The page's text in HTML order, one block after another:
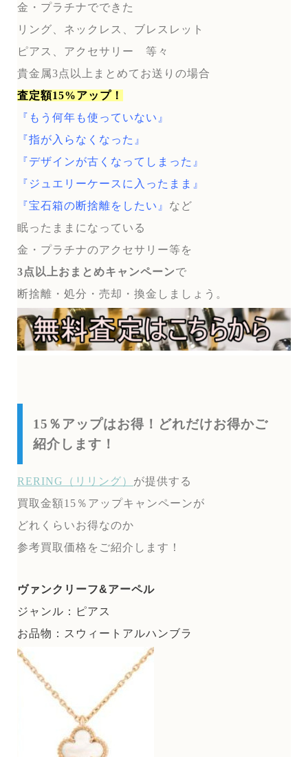
金・プラチナでできた
リング、ネックレス、ブレスレット
ピアス、アクセサリー 等々
貴金属3点以上まとめてお送りの場合
査定額15%アップ！
『もう何年も使っていない』
『指が入らなくなった』
『デザインが古くなってしまった』
『ジュエリーケースに入ったまま』
『宝石箱の断捨離をしたい』 など
眠ったままになっている
金・プラチナのアクセサリー等を
3点以上おまとめキャンペーンで
断捨離・処分・売却・換金しましょう。
15％アップはお得！どれだけお得かご
紹介します！
RERING（リリング） が提供する
買取金額15％アップキャンペーンが
どれくらいお得なのか
参考買取価格をご紹介します！
ヴァンクリーフ&アーペル
ジャンル：ピアス
お品物：スウィートアルハンブラ